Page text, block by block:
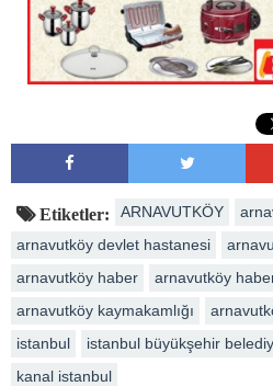
Etiketler: ARNAVUTKÖY
arnavutköy devlet hastanesi
arnavutköy haber
arnavutköy
arnavutköy kaymakamlığı
istanbul
istanbul büyükşehir
kanal istanbul